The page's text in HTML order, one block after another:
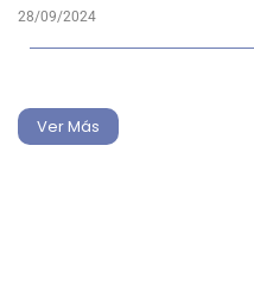
28/09/2024
Ver Más